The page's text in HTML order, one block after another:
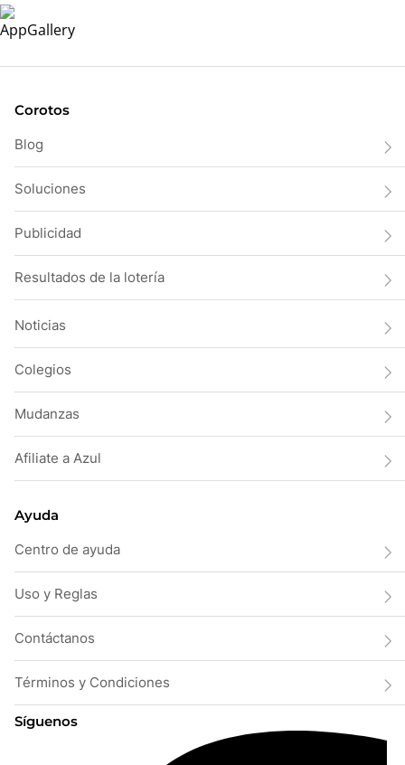
Corotos
Blog
Soluciones
Publicidad
Resultados de la lotería
Noticias
Colegios
Mudanzas
Afiliate a Azul
Ayuda
Centro de ayuda
Uso y Reglas
Contáctanos
Términos y Condiciones
Síguenos